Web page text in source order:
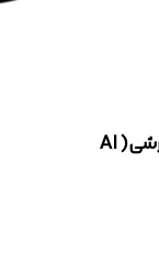
طراحی ایجنت سفارشی ( AI